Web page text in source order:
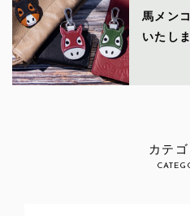
馬メン
いたし
カテ